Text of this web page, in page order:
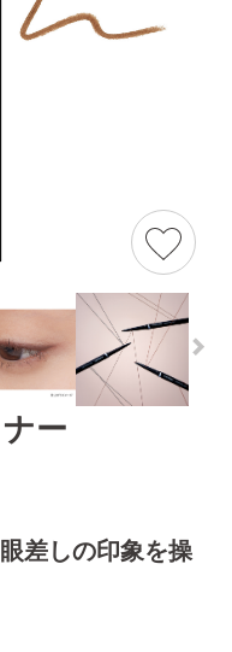
ー
差しの印象を操